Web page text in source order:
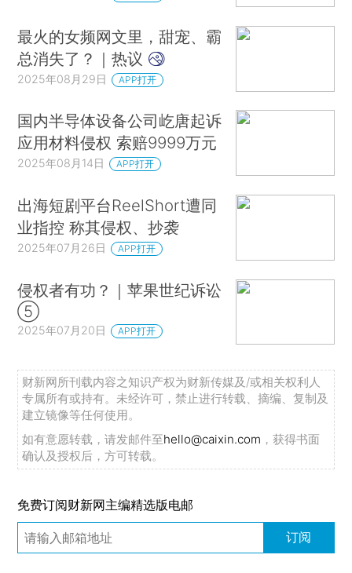
最火的女频网文里，甜宠、霸
总消失了？｜热议
2025年08月29日 APP打开
国内半导体设备公司屹唐起诉
应用材料侵权 索赔9999万元
2025年08月14日 APP打开
出海短剧平台ReelShort遭同
业指控 称其侵权、抄袭
2025年07月26日 APP打开
侵权者有功？｜苹果世纪诉讼
⑤
2025年07月20日 APP打开
财新网所刊载内容之知识产权为财新传媒及/或相关权利人
专属所有或持有。未经许可，禁止进行转载、摘编、复制及
建立镜像等任何使用。
如有意愿转载，请发邮件至hello@caixin.com ，获得书面
确认及授权后，方可转载。
免费订阅财新网主编精选版电邮
订阅